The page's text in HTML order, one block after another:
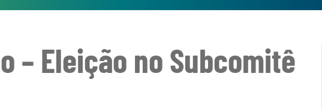
– Eleição no Subcomitê